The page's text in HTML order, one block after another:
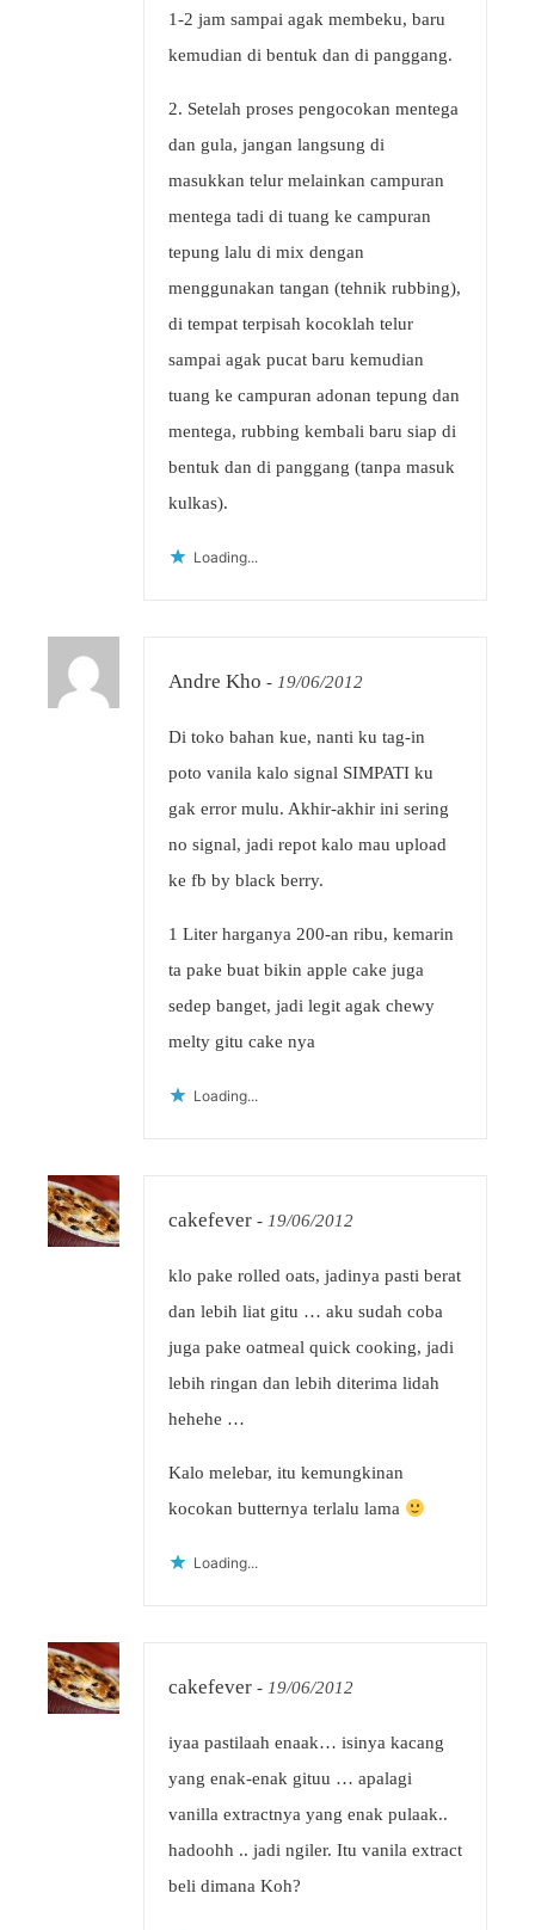
1-2 jam sampai agak membeku, baru
kemudian di bentuk dan di panggang.
2. Setelah proses pengocokan mentega
dan gula, jangan langsung di
masukkan telur melainkan campuran
mentega tadi di tuang ke campuran
tepung lalu di mix dengan
menggunakan tangan (tehnik rubbing),
di tempat terpisah kocoklah telur
sampai agak pucat baru kemudian
tuang ke campuran adonan tepung dan
mentega, rubbing kembali baru siap di
bentuk dan di panggang (tanpa masuk
kulkas).
Loading...
Andre Kho - 19/06/2012
Di toko bahan kue, nanti ku tag-in
poto vanila kalo signal SIMPATI ku
gak error mulu. Akhir-akhir ini sering
no signal, jadi repot kalo mau upload
ke fb by black berry.
1 Liter harganya 200-an ribu, kemarin
ta pake buat bikin apple cake juga
sedep banget, jadi legit agak chewy
melty gitu cake nya
Loading...
cakefever - 19/06/2012
klo pake rolled oats, jadinya pasti berat
dan lebih liat gitu … aku sudah coba
juga pake oatmeal quick cooking, jadi
lebih ringan dan lebih diterima lidah
hehehe …
Kalo melebar, itu kemungkinan
kocokan butternya terlalu lama
Loading...
cakefever - 19/06/2012
iyaa pastilaah enaak… isinya kacang
yang enak-enak gituu … apalagi
vanilla extractnya yang enak pulaak..
hadoohh .. jadi ngiler. Itu vanila extract
beli dimana Koh?